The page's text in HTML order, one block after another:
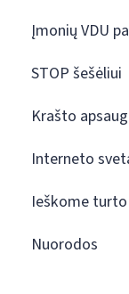
Įmonių VDU
STOP šešėliui
Krašto
Interneto
Ieškome
Nuorodos